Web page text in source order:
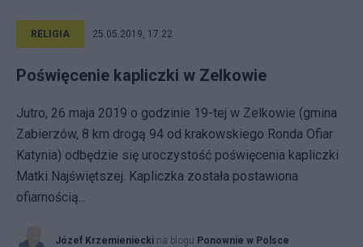
RELIGIA 25.05.2019, 17:22
Poświęcenie kapliczki w Zelkowie
Jutro, 26 maja 2019 o godzinie 19-tej w Zelkowie (gmina
Zabierzów, 8 km drogą 94 od krakowskiego Ronda Ofiar
Katynia) odbędzie się uroczystość poświęcenia kapliczki
Matki Najświętszej. Kapliczka została postawiona
ofiarnością...
Józef Krzemieniecki na blogu Ponownie w Polsce